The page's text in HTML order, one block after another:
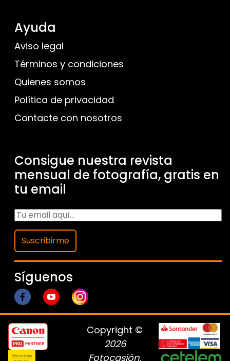
Ayuda
Aviso legal
Términos y condiciones
Quienes somos
Política de privacidad
Contacte con nosotros
Consigue nuestra revista
mensual de fotografía, gratis en
tu email
Suscribirme
Síguenos
Copyright ©
2026
Fotocasión.